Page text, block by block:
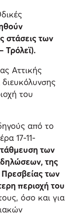
στάσεις των
Τρόλεϊ).
Αττικής
του
από το
17-11-
των
της
Πρεσβείας των
περιοχή του
όσο και για